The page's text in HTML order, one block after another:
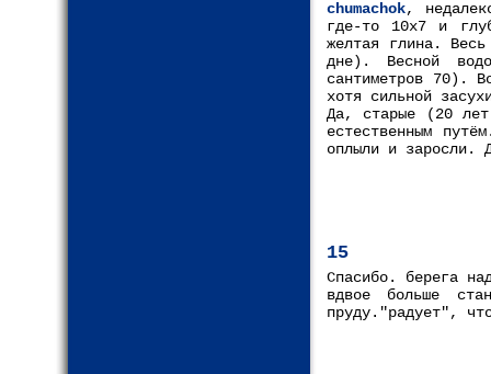
chumachok,
где-то 10х7 и
желтая глина.
дне). Весной
сантиметров 70).
хотя сильной
Да, старые (20
естественным
оплыли и заросли.
15
Спасибо. берега
вдвое больше
пруду."радует",